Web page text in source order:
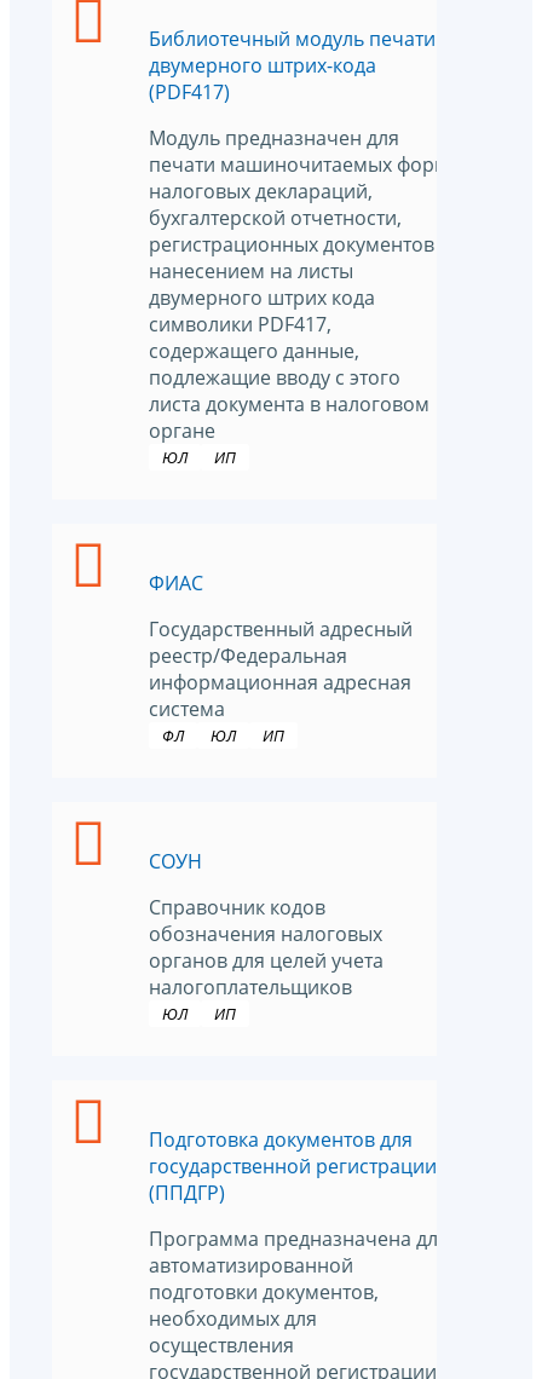
Библиотечный модуль печати
двумерного штрих-кода
(PDF417)
Модуль предназначен для
печати машиночитаемых форм
налоговых деклараций,
бухгалтерской отчетности,
регистрационных документов с
нанесением на листы
двумерного штрих кода
символики PDF417,
содержащего данные,
подлежащие вводу с этого
листа документа в налоговом
органе
ЮЛ ИП
ФИАС
Государственный адресный
реестр/Федеральная
информационная адресная
система
ФЛ ЮЛ ИП
СОУН
Справочник кодов
обозначения налоговых
органов для целей учета
налогоплательщиков
ЮЛ ИП
Подготовка документов для
государственной регистрации
(ППДГР)
Программа предназначена для
автоматизированной
подготовки документов,
необходимых для
осуществления
государственной регистрации в